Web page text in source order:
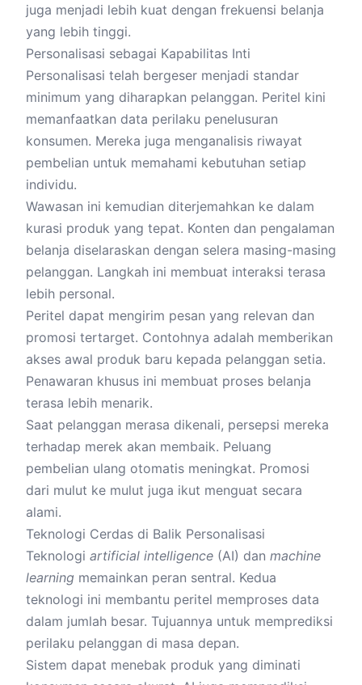
juga menjadi lebih kuat dengan frekuensi belanja
yang lebih tinggi.
Personalisasi sebagai Kapabilitas Inti
Personalisasi telah bergeser menjadi standar
minimum yang diharapkan pelanggan. Peritel kini
memanfaatkan data perilaku penelusuran
konsumen. Mereka juga menganalisis riwayat
pembelian untuk memahami kebutuhan setiap
individu.
Wawasan ini kemudian diterjemahkan ke dalam
kurasi produk yang tepat. Konten dan pengalaman
belanja diselaraskan dengan selera masing-masing
pelanggan. Langkah ini membuat interaksi terasa
lebih personal.
Peritel dapat mengirim pesan yang relevan dan
promosi tertarget. Contohnya adalah memberikan
akses awal produk baru kepada pelanggan setia.
Penawaran khusus ini membuat proses belanja
terasa lebih menarik.
Saat pelanggan merasa dikenali, persepsi mereka
terhadap merek akan membaik. Peluang
pembelian ulang otomatis meningkat. Promosi
dari mulut ke mulut juga ikut menguat secara
alami.
Teknologi Cerdas di Balik Personalisasi
Teknologi artificial intelligence (AI) dan machine
learning memainkan peran sentral. Kedua
teknologi ini membantu peritel memproses data
dalam jumlah besar. Tujuannya untuk memprediksi
perilaku pelanggan di masa depan.
Sistem dapat menebak produk yang diminati